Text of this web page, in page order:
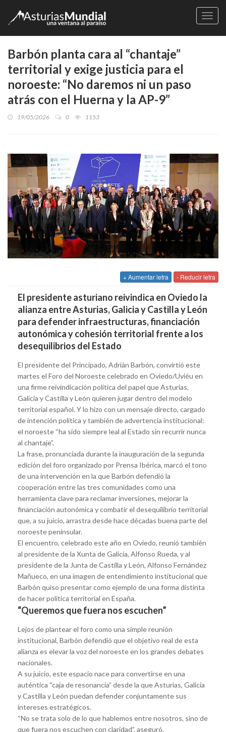
Barbón planta cara al “chantaje”
territorial y exige justicia para el
noroeste: “No daremos ni un paso
atrás con el Huerna y la AP-9”
19/05/2026 0 1153
+ Aumentar letra - Reducir letra
El presidente asturiano reivindica en Oviedo la
alianza entre Asturias, Galicia y Castilla y León
para defender infraestructuras, financiación
autonómica y cohesión territorial frente a los
desequilibrios del Estado
El presidente del Principado, Adrián Barbón, convirtió este
martes el Foro del Noroeste celebrado en Oviedo/Uviéu en
una firme reivindicación política del papel que Asturias,
Galicia y Castilla y León quieren jugar dentro del modelo
territorial español. Y lo hizo con un mensaje directo, cargado
de intención política y también de advertencia institucional:
el noroeste “ha sido siempre leal al Estado sin recurrir nunca
al chantaje”.
La frase, pronunciada durante la inauguración de la segunda
edición del foro organizado por Prensa Ibérica, marcó el tono
de una intervención en la que Barbón defendió la
cooperación entre las tres comunidades como una
herramienta clave para reclamar inversiones, mejorar la
financiación autonómica y combatir el desequilibrio territorial
que, a su juicio, arrastra desde hace décadas buena parte del
noroeste peninsular.
El encuentro, celebrado este año en Oviedo, reunió también
al presidente de la Xunta de Galicia, Alfonso Rueda, y al
presidente de la Junta de Castilla y León, Alfonso Fernández
Mañueco, en una imagen de entendimiento institucional que
Barbón quiso presentar como ejemplo de una forma distinta
de hacer política territorial en España.
“Queremos que fuera nos escuchen”
Lejos de plantear el foro como una simple reunión
institucional, Barbón defendió que el objetivo real de esta
alianza es elevar la voz del noroeste en los grandes debates
nacionales.
A su juicio, este espacio nace para convertirse en una
auténtica “caja de resonancia” desde la que Asturias, Galicia
y Castilla y León puedan defender conjuntamente sus
intereses estratégicos.
“No se trata solo de lo que hablemos entre nosotros, sino de
que fuera nos escuchen con claridad”, aseguró.